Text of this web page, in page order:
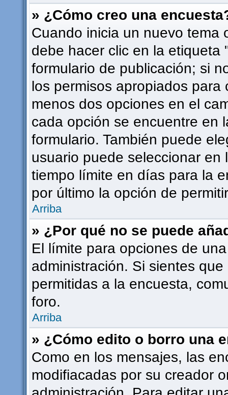
» ¿Cómo creo una
Cuando inicia un nuevo tema
debe hacer clic en la etiqueta
formulario de publicación; si
los permisos apropiados
menos dos opciones en el
cada opción se encuentre en
formulario. También puede
usuario puede seleccionar
tiempo límite en días para la
por último la opción de
Arriba
» ¿Por qué no se puede
El límite para opciones de
administración. Si sientes
permitidas a la encuesta,
foro.
Arriba
» ¿Cómo edito o borro una
Como en los mensajes, las
modifiacadas por su creador